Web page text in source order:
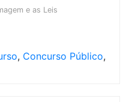
e as Leis
, Concurso Público,